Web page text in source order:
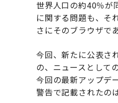
世界人口の約40％が
に関する問題も、そ
さにそのブラウザで
今回、新たに公表さ
の、ニュースとして
今回の最新アップデ
警告で記載されたの